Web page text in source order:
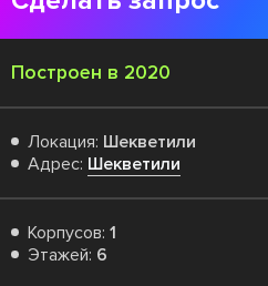
Построен в 2020
Локация: Шекветили
Адрес: Шекветили
Корпусов: 1
Этажей: 6